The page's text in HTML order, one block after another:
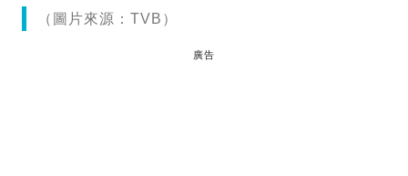
（圖片來源：TVB）
廣告